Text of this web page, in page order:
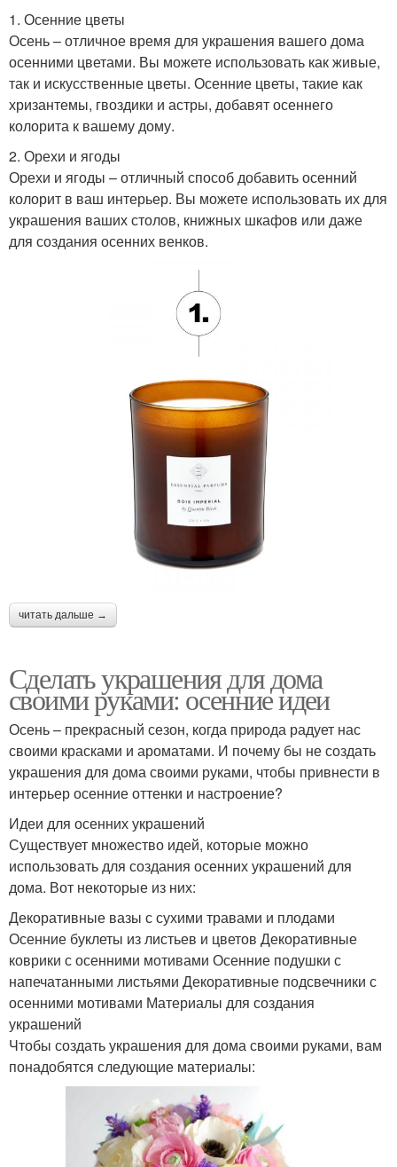
1. Осенние цветы
Осень – отличное время для украшения вашего дома
осенними цветами. Вы можете использовать как живые,
так и искусственные цветы. Осенние цветы, такие как
хризантемы, гвоздики и астры, добавят осеннего
колорита к вашему дому.
2. Орехи и ягоды
Орехи и ягоды – отличный способ добавить осенний
колорит в ваш интерьер. Вы можете использовать их для
украшения ваших столов, книжных шкафов или даже
для создания осенних венков.
читать дальше →
Сделать украшения для дома
своими руками: осенние идеи
Осень – прекрасный сезон, когда природа радует нас
своими красками и ароматами. И почему бы не создать
украшения для дома своими руками, чтобы привнести в
интерьер осенние оттенки и настроение?
Идеи для осенних украшений
Существует множество идей, которые можно
использовать для создания осенних украшений для
дома. Вот некоторые из них:
Декоративные вазы с сухими травами и плодами
Осенние буклеты из листьев и цветов Декоративные
коврики с осенними мотивами Осенние подушки с
напечатанными листьями Декоративные подсвечники с
осенними мотивами Материалы для создания
украшений
Чтобы создать украшения для дома своими руками, вам
понадобятся следующие материалы: